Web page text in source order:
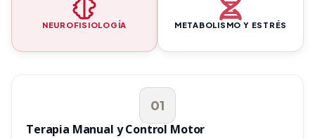
NEUROFISIOLOGÍA METABOLISMO Y ESTRÉS
01
Terapia Manual y Control Motor